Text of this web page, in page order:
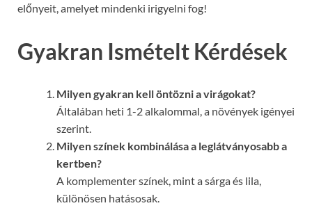
előnyeit, amelyet mindenki irigyelni fog!
Gyakran Ismételt Kérdések
Milyen gyakran kell öntözni a virágokat?
Általában heti 1-2 alkalommal, a növények igényei
szerint.
Milyen színek kombinálása a leglátványosabb a
kertben?
A komplementer színek, mint a sárga és lila,
különösen hatásosak.